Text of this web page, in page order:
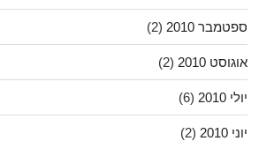
ספטמבר 2010 (2)
אוגוסט 2010 (2)
יולי 2010 (6)
יוני 2010 (2)